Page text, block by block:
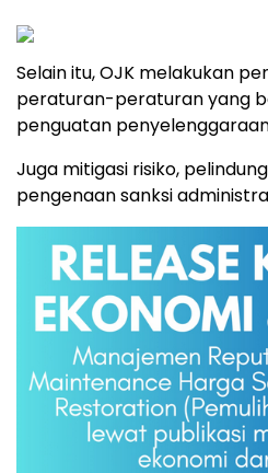
Selain itu, OJK melakukan
peraturan-peraturan yang
penguatan
Juga mitigasi risiko,
pengenaan sanksi